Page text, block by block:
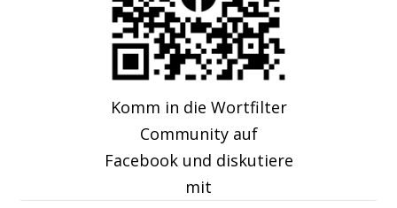
Komm in die Wortfilter
Community auf
Facebook und diskutiere
mit